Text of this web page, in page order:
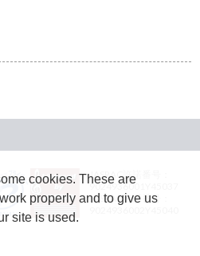
JASRAC許諾番号：
9024936001Y45037
JASRAC許諾番号：
cookies. These are
properly and to give us
site is used.